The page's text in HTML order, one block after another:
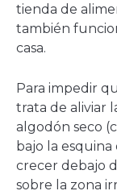
tienda de
también
casa.
Para impedir
trata de aliviar
algodón seco
bajo la
crecer debajo
sobre la zona